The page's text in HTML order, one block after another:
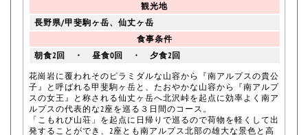
観光地
長野県/甲斐駒ヶ岳、仙丈ヶ岳
食事条件
朝食2回 ・ 昼食0回 ・ 夕食2回
花崗岩に覆われそのピラミダルな山容から『南アルプスの貴公
子』と呼ばれる甲斐駒ヶ岳と、たおやかな山容から『南アルプ
スの女王』と称される仙丈ヶ岳へ北沢峠を起点に効率よく南ア
ルプスの代表的な2座を巡る３日間のコース。
「こもれび山荘」を起点に日帰りで巡るので荷物を軽くして出
発することができ、2座とも南アルプス北部の雄大な景色と高